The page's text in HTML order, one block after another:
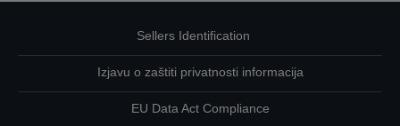
Sellers Identification
Izjavu o zaštiti privatnosti informacija
EU Data Act Compliance